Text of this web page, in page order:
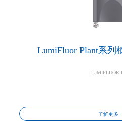
LumiFluor Plant系列
LUMIFLUOR
了解更多